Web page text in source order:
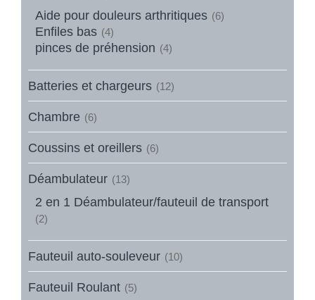
Aide pour douleurs arthritiques (6)
Enfiles bas (4)
pinces de préhension (4)
Batteries et chargeurs (12)
Chambre (6)
Coussins et oreillers (6)
Déambulateur (13)
2 en 1 Déambulateur/fauteuil de transport
(2)
Fauteuil auto-souleveur (10)
Fauteuil Roulant (5)